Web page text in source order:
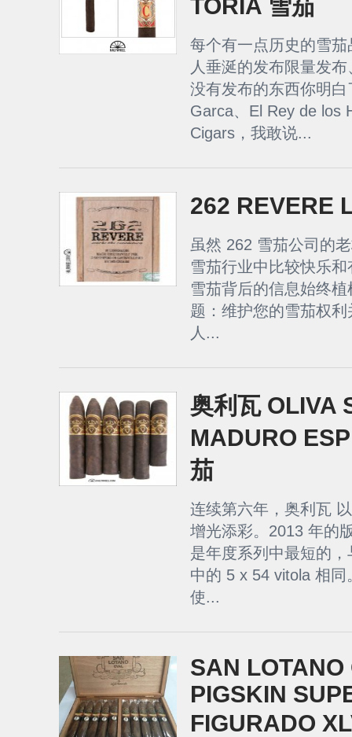
TORIA 雪茄
每个有一点历史的雪
人垂涎的发布限量发
没有发布的东西你明
Garca、El Rey de los
Cigars，我敢说...
262 REVERE
虽然 262 雪茄公司的
雪茄行业中比较快乐
雪茄背后的信息始终
题：维护您的雪茄权
人...
奥利瓦 OLIVA
MADURO
茄
连续第六年，奥利瓦
增光添彩。2013 年的
是年度系列中最短的
中的 5 x 54 vitola 相
使...
SAN
PIGSKIN
FIGURADO